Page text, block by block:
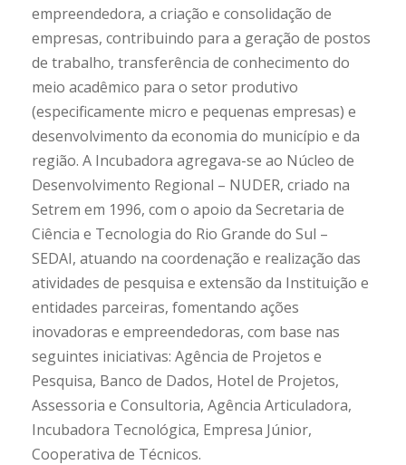
empreendedora, a criação e consolidação de
empresas, contribuindo para a geração de postos
de trabalho, transferência de conhecimento do
meio acadêmico para o setor produtivo
(especificamente micro e pequenas empresas) e
desenvolvimento da economia do município e da
região. A Incubadora agregava-se ao Núcleo de
Desenvolvimento Regional – NUDER, criado na
Setrem em 1996, com o apoio da Secretaria de
Ciência e Tecnologia do Rio Grande do Sul –
SEDAI, atuando na coordenação e realização das
atividades de pesquisa e extensão da Instituição e
entidades parceiras, fomentando ações
inovadoras e empreendedoras, com base nas
seguintes iniciativas: Agência de Projetos e
Pesquisa, Banco de Dados, Hotel de Projetos,
Assessoria e Consultoria, Agência Articuladora,
Incubadora Tecnológica, Empresa Júnior,
Cooperativa de Técnicos.